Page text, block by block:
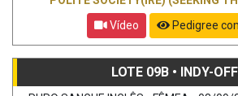
Vídeo
Pedigree
LOTE 09B • INDY-